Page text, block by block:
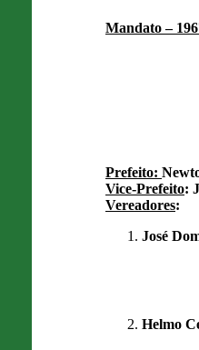
Mandato –
Prefeito:
Vice-Prefeito:
Vereadores:
José
Helmo